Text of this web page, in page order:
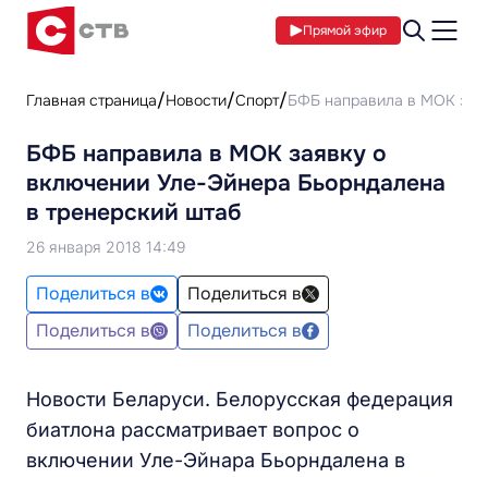
Прямой эфир
Главная страница Новости Спорт БФБ направила в МОК
БФБ направила в МОК заявку о
включении Уле-Эйнера Бьорндалена
в тренерский штаб‍
26 января 2018 14:49
Поделиться в
Поделиться в
Поделиться в
Поделиться в
Новости Беларуси. Белорусская федерация
биатлона рассматривает вопрос о
включении Уле-Эйнара Бьорндалена в